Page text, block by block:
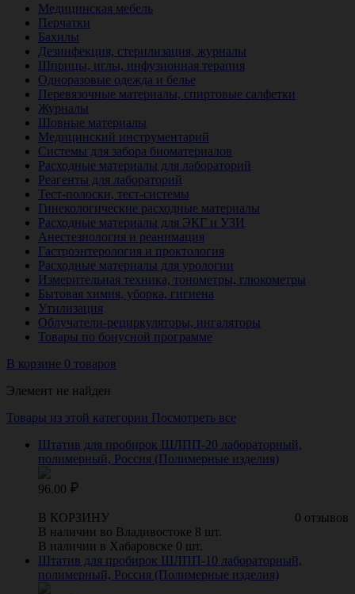
Медицинская мебель
Перчатки
Бахилы
Дезинфекция, стерилизация, журналы
Шприцы, иглы, инфузионная терапия
Одноразовые одежда и белье
Перевязочные материалы, спиртовые салфетки
Журналы
Шовные материалы
Медицинский инструментарий
Системы для забора биоматериалов
Расходные материалы для лабораторий
Реагенты для лабораторий
Тест-полоски, тест-системы
Гинекологические расходные материалы
Расходные материалы для ЭКГ и УЗИ
Анестезиология и реанимация
Гастроэнтерология и проктология
Расходные материалы для урологии
Измерительная техника, тонометры, глюкометры
Бытовая химия, уборка, гигиена
Утилизация
Облучатели-рециркуляторы, ингаляторы
Товары по бонусной программе
В корзине 0 товаров
Элемент не найден
Товары из этой категории Посмотреть все
Штатив для пробирок ШЛПП-20 лабораторный,
полимерный, Россия (Полимерные изделия)
96.00
0 отзывов
В КОРЗИНУ
В наличии во Владивостоке 8 шт.
В наличии в Хабаровске 0 шт.
Штатив для пробирок ШЛПП-10 лабораторный,
полимерный, Россия (Полимерные изделия)